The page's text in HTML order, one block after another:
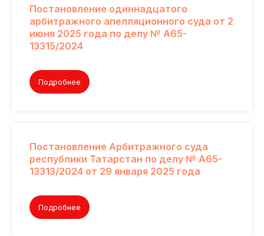
Постановление одиннадцатого
арбитражного апелляционного суда от 2
июня 2025 года по делу № А65-
13315/2024
Подробнее
Постановление Арбитражного суда
республики Татарстан по делу № А65-
13313/2024 от 29 января 2025 года
Подробнее